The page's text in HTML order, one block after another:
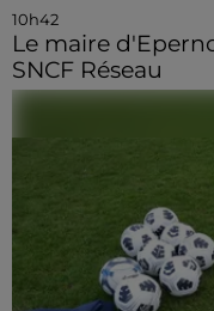
10h42
Le maire
SNCF Réseau